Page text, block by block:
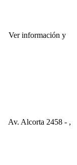
Ver información y
Av. Alcorta 2458 - ,